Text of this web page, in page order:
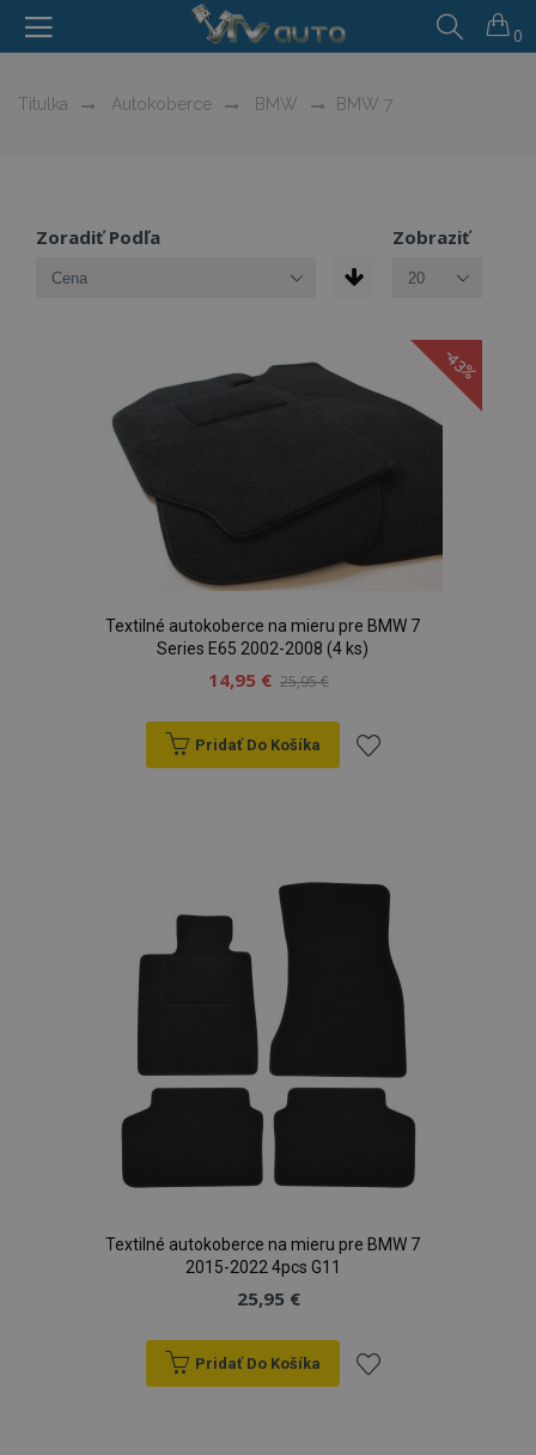
0
Titulka Autokoberce BMW BMW 7
Zoradiť Podľa Zobraziť
-43%
Textilné autokoberce na mieru pre BMW 7
Series E65 2002-2008 (4 ks)
14,95 € 25,95 €
Pridať Do Košíka
zoznamu
prianí
Textilné autokoberce na mieru pre BMW 7
2015-2022 4pcs G11
25,95 €
Pridať Do Košíka